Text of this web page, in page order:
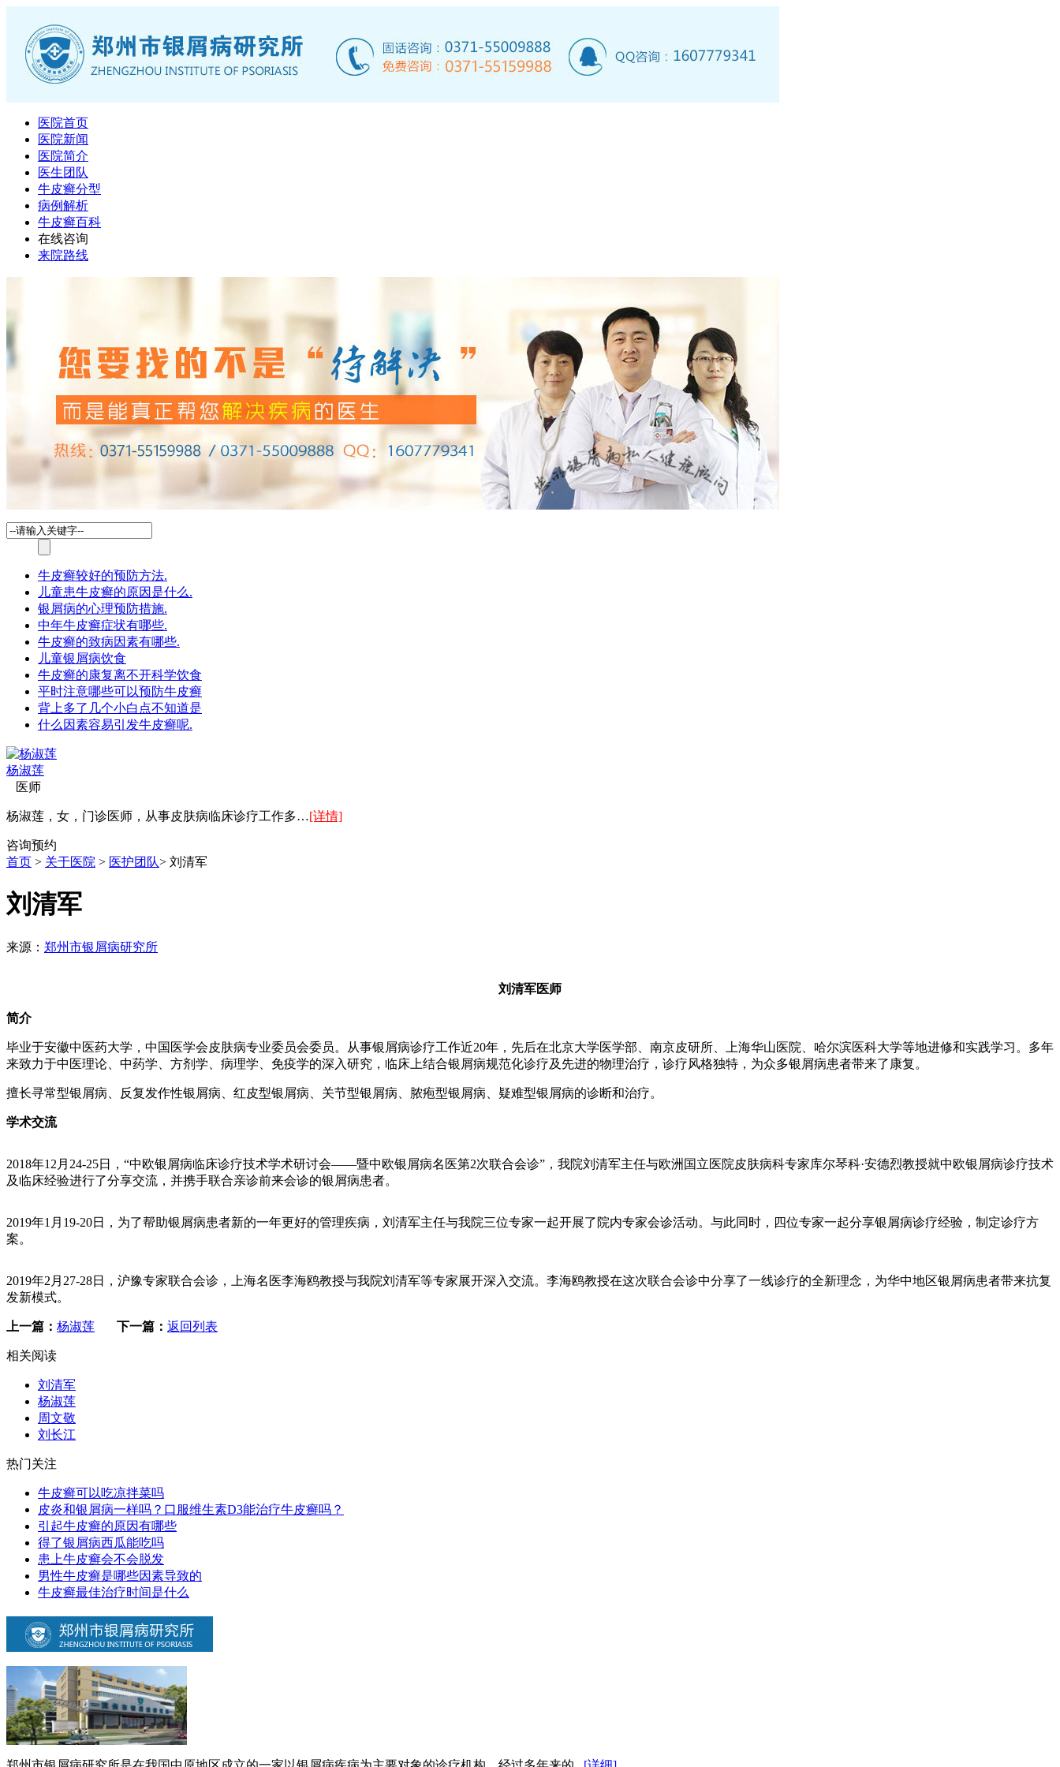
医院首页
医院新闻
医院简介
医生团队
牛皮癣分型
病例解析
牛皮癣百科
在线咨询
来院路线
牛皮癣较好的预防方法.
儿童患牛皮癣的原因是什么.
银屑病的心理预防措施.
中年牛皮癣症状有哪些.
牛皮癣的致病因素有哪些.
儿童银屑病饮食
牛皮癣的康复离不开科学饮食
平时注意哪些可以预防牛皮癣
背上多了几个小白点不知道是
什么因素容易引发牛皮癣呢.
杨淑莲
医师
杨淑莲，女，门诊医师，从事皮肤病临床诊疗工作多…[详情]
咨询预约
首页 > 关于医院 > 医护团队> 刘清军
刘清军
来源： 郑州市银屑病研究所
刘清军医师
简介
毕业于安徽中医药大学，中国医学会皮肤病专业委员会委员。从事银屑病诊疗工作近20年，先后在北京大学医学部、南京皮研所、上海华山医院、哈尔滨医科大学等地进修和实践学习。多年
来致力于中医理论、中药学、方剂学、病理学、免疫学的深入研究，临床上结合银屑病规范化诊疗及先进的物理治疗，诊疗风格独特，为众多银屑病患者带来了康复。
擅长寻常型银屑病、反复发作性银屑病、红皮型银屑病、关节型银屑病、脓疱型银屑病、疑难型银屑病的诊断和治疗。
学术交流
2018年12月24-25日，“中欧银屑病临床诊疗技术学术研讨会——暨中欧银屑病名医第2次联合会诊”，我院刘清军主任与欧洲国立医院皮肤病科专家库尔琴科·安德烈教授就中欧银屑病诊疗技术
及临床经验进行了分享交流，并携手联合亲诊前来会诊的银屑病患者。
2019年1月19-20日，为了帮助银屑病患者新的一年更好的管理疾病，刘清军主任与我院三位专家一起开展了院内专家会诊活动。与此同时，四位专家一起分享银屑病诊疗经验，制定诊疗方
案。
2019年2月27-28日，沪豫专家联合会诊，上海名医李海鸥教授与我院刘清军等专家展开深入交流。李海鸥教授在这次联合会诊中分享了一线诊疗的全新理念，为华中地区银屑病患者带来抗复
发新模式。
上一篇： 杨淑莲 下一篇： 返回列表
相关阅读
刘清军
杨淑莲
周文敬
刘长江
热门关注
牛皮癣可以吃凉拌菜吗
皮炎和银屑病一样吗？口服维生素D3能治疗牛皮癣吗？
引起牛皮癣的原因有哪些
得了银屑病西瓜能吃吗
患上牛皮癣会不会脱发
男性牛皮癣是哪些因素导致的
牛皮癣最佳治疗时间是什么